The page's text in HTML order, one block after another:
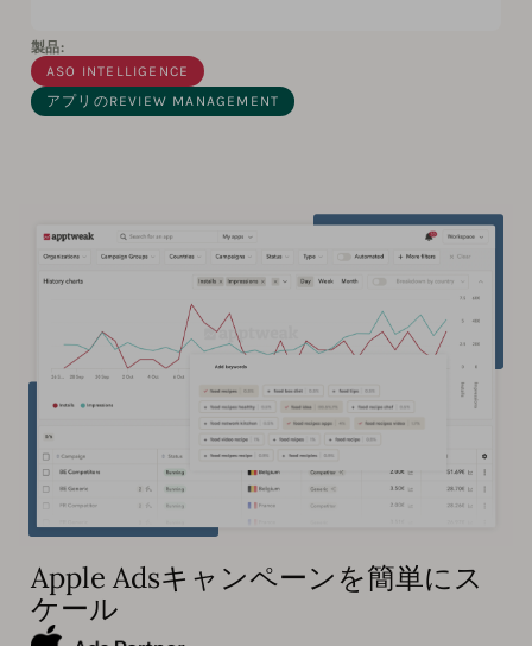
製品:
ASO INTELLIGENCE
アプリのREVIEW MANAGEMENT
Apple Adsキャンペーンを簡単にス
ケール